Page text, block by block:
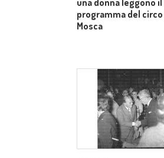
una donna leggono il
programma del circo
Mosca